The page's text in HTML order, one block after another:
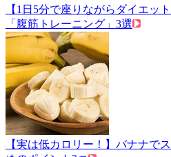
【1日5分で座りながらダイエッ
「腹筋トレーニング」3選
【実は低カロリー！】バナナで